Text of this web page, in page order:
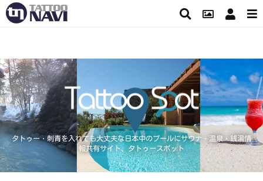
タトゥー・刺青を入れても大丈夫な日本中のプールにサウナ・温泉・銭湯情
報共有サイト、タトゥースポット